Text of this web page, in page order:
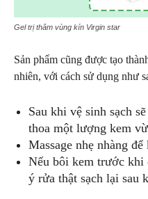
Gel trị thâm vùng kín Virgin star
Sản phẩm cũng được tạo
nhiên, với cách sử dụng như
Sau khi vệ sinh sạch
thoa một lượng kem
Massage nhẹ nhàng
Nếu bôi kem trước khi
ý rửa thật sạch lại sau